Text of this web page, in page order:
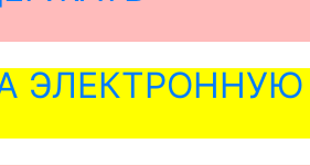
ЭЛЕКТРОННУЮ